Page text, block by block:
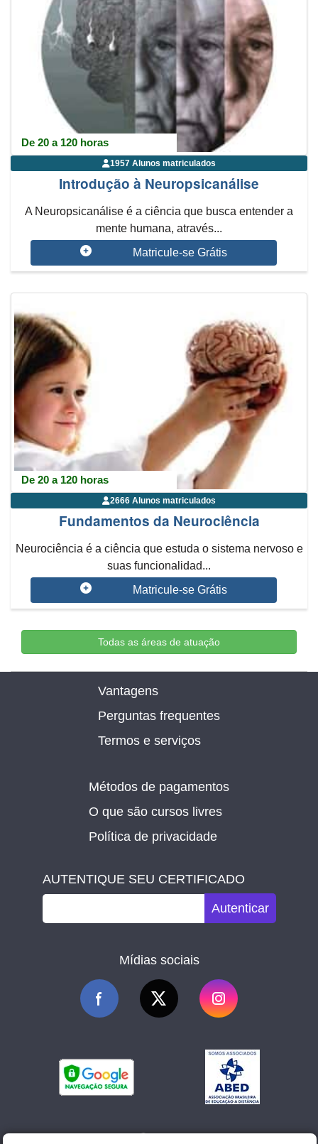
De 20 a 120 horas
1957 Alunos matriculados
Introdução à Neuropsicanálise
A Neuropsicanálise é a ciência que busca entender a
mente humana, através...
Matricule-se Grátis
De 20 a 120 horas
2666 Alunos matriculados
Fundamentos da Neurociência
Neurociência é a ciência que estuda o sistema nervoso e
suas funcionalidad...
Matricule-se Grátis
Todas as áreas de atuação
Vantagens
Perguntas frequentes
Termos e serviços
Métodos de pagamentos
O que são cursos livres
Política de privacidade
AUTENTIQUE SEU CERTIFICADO
Autenticar
Mídias sociais